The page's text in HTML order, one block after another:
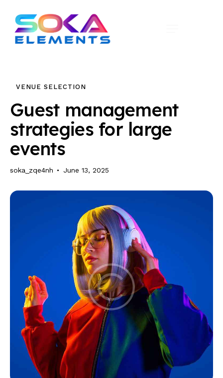
VENUE SELECTION
Guest management
strategies for large
events
soka_zqe4nh June 13, 2025